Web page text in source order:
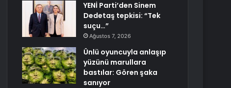
YENİ Parti’den Sinem
Dedetaş tepkisi: “Tek
suçu…”
Ağustos 7, 2026
Ünlü oyuncuyla anlaşıp
yüzünü marullara
bastılar: Gören şaka
sanıyor